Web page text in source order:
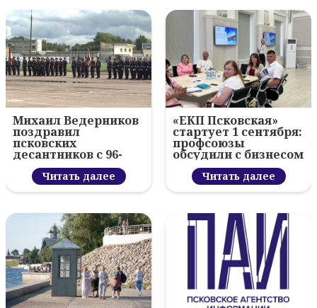
Михаил Ведерников
поздравил
псковских
десантников с 96-
летием ВДВ и
вручил награды
Читать далее
«ЕКП Псковская»
стартует 1 сентября:
профсоюзы
обсудили с бизнесом
новый цифровой
проектЧитать далее